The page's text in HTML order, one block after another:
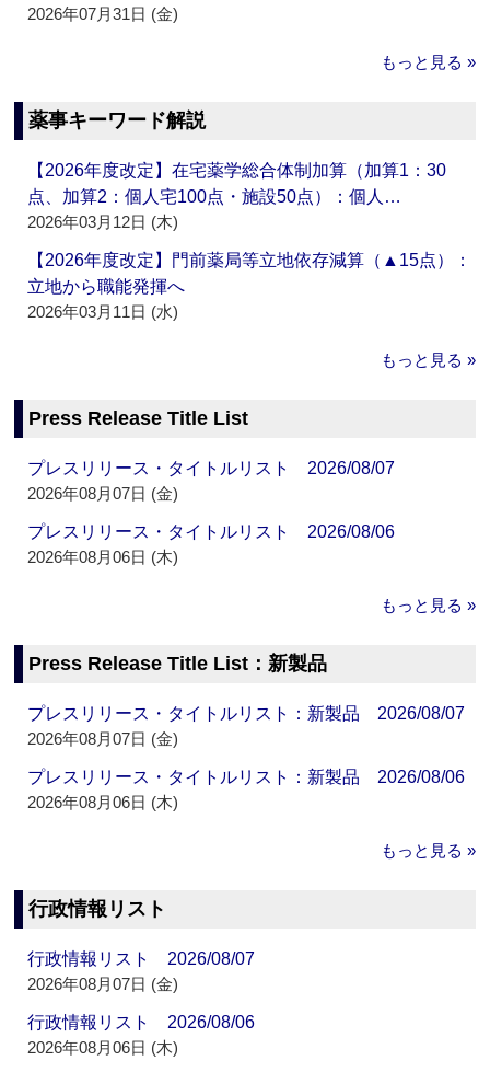
2026年07月31日 (金)
もっと見る »
薬事キーワード解説
【2026年度改定】在宅薬学総合体制加算（加算1：30
点、加算2：個人宅100点・施設50点）：個人…
2026年03月12日 (木)
【2026年度改定】門前薬局等立地依存減算（▲15点）：
立地から職能発揮へ
2026年03月11日 (水)
もっと見る »
Press Release Title List
プレスリリース・タイトルリスト 2026/08/07
2026年08月07日 (金)
プレスリリース・タイトルリスト 2026/08/06
2026年08月06日 (木)
もっと見る »
Press Release Title List：新製品
プレスリリース・タイトルリスト：新製品 2026/08/07
2026年08月07日 (金)
プレスリリース・タイトルリスト：新製品 2026/08/06
2026年08月06日 (木)
もっと見る »
行政情報リスト
行政情報リスト 2026/08/07
2026年08月07日 (金)
行政情報リスト 2026/08/06
2026年08月06日 (木)